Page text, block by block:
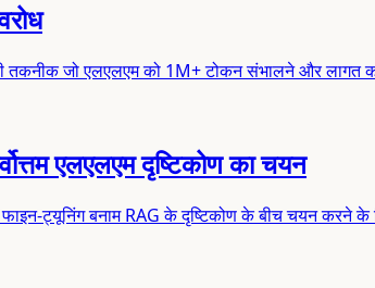
तकनीक जो एलएलएम को 1M+ टोकन संभालने और लागत
एलएलएम दृष्टिकोण का चयन
ट्यूनिंग बनाम RAG के दृष्टिकोण के बीच चयन करने